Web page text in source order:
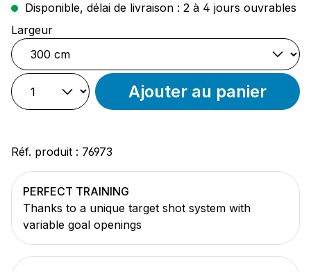
Disponible, délai de livraison : 2 à 4 jours ouvrables
Sélectionnez
Largeur
Ajouter au panier
Réf. produit : 76973
PERFECT TRAINING
Thanks to a unique target shot system with
variable goal openings